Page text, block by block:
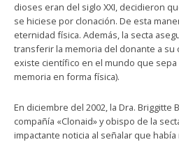
dioses eran del siglo XXI, decidieron
se hiciese por clonación. De esta
eternidad física. Además, la secta
transferir la memoria del donante a su
existe científico en el mundo que
memoria en forma física).
En diciembre del 2002, la Dra. Briggitte
compañía «Clonaid» y obispo de la
impactante noticia al señalar que